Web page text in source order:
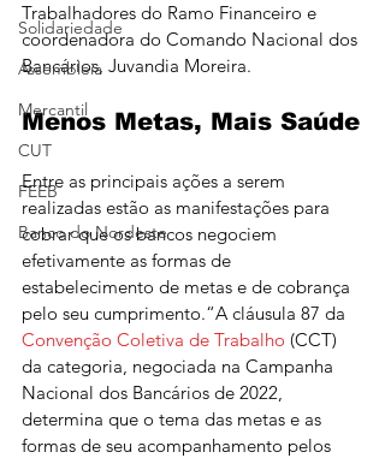
Solidariedade
Assembleia
Mercantil
CUT
FEEB
Banco do Nordeste
Trabalhadores do Ramo Financeiro e
coordenadora do Comando Nacional dos
Bancários, Juvandia Moreira.
Menos Metas, Mais Saúde
Entre as principais ações a serem
realizadas estão as manifestações para
cobrar que os bancos negociem
efetivamente as formas de
estabelecimento de metas e de cobrança
pelo seu cumprimento.“A cláusula 87 da
Convenção Coletiva de Trabalho (CCT)
da categoria, negociada na Campanha
Nacional dos Bancários de 2022,
determina que o tema das metas e as
formas de seu acompanhamento pelos